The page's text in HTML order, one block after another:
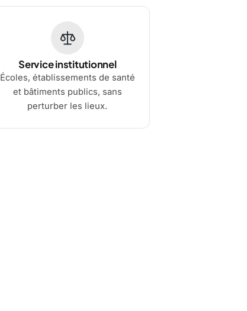
Service institutionnel
Écoles, établissements de santé
et bâtiments publics, sans
perturber les lieux.